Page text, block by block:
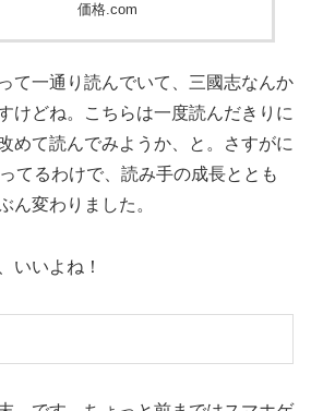
価格.com
て一通り読んでいて、三國志なんか
けどね。こちらは一度読んだきりに
めて読んでみようか、と。さすがに
てるわけで、読み手の成長ととも
ん変わりました。
いいよね！